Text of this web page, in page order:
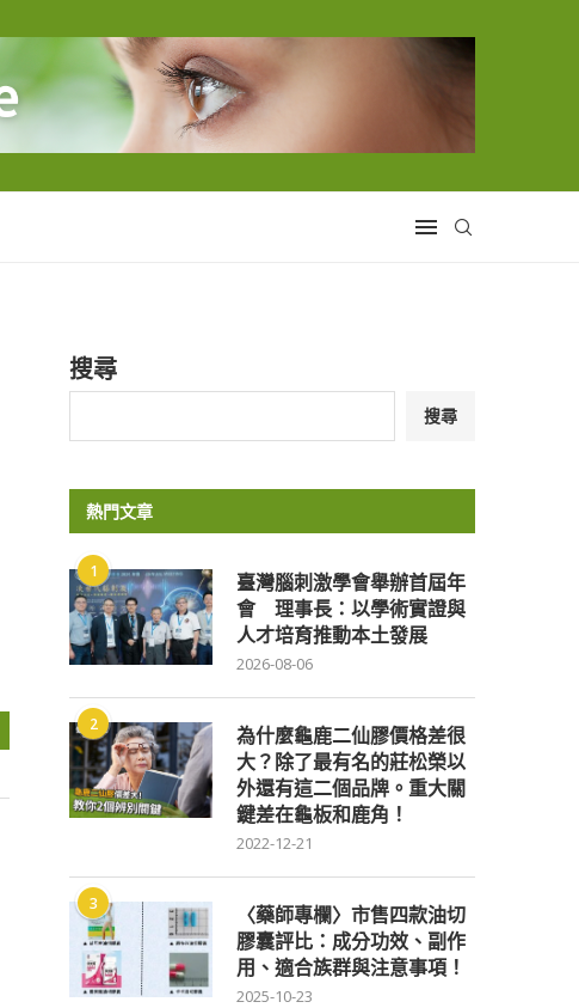
搜尋
搜尋
熱門文章
1
臺灣腦刺激學會舉辦首屆年
會 理事長：以學術實證與
人才培育推動本土發展
2026-08-06
2
為什麼龜鹿二仙膠價格差很
大？除了最有名的莊松榮以
外還有這二個品牌。重大關
鍵差在龜板和鹿角！
2022-12-21
3
〈藥師專欄〉市售四款油切
膠囊評比：成分功效、副作
用、適合族群與注意事項！
2025-10-23